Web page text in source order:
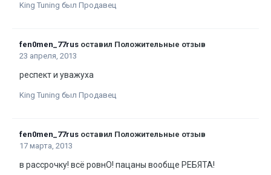
King Tuning был Продавец
fen0men_77rus оставил Положительные отзыв
23 апреля, 2013
респект и уважуха
King Tuning был Продавец
fen0men_77rus оставил Положительные отзыв
17 марта, 2013
в рассрочку! всё ровнО! пацаны вообще РЕБЯТА!